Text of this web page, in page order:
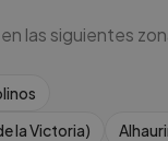
las siguientes
la Victoria)